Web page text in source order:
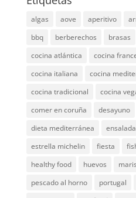
algas aove aperitivo
bbq
berberechos brasas
cocina atlántica
cocina
cocina italiana
cocina
cocina tradicional
cocina
comer en coruña
desayuno
dieta mediterránea
ensalada
estrella michelin
fiesta
healthy food
huevos
pescado al horno
portugal